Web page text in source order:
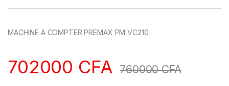
MACHINE A COMPTER PREMAX PM VC210
702000 CFA 760000CFA